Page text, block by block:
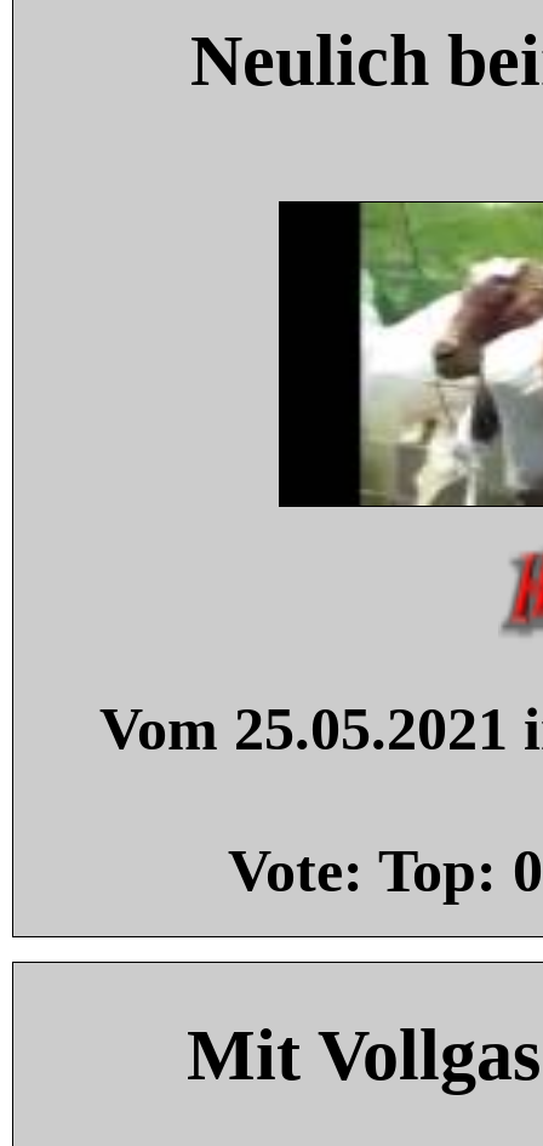
Neulich
Vom
Vote: Top: 0
Mit